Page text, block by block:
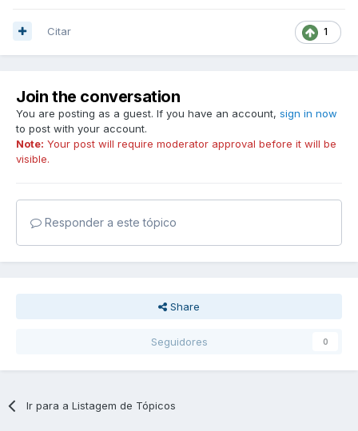
1
Citar
Join the conversation
You are posting as a guest. If you have an account, sign in now
to post with your account.
Note: Your post will require moderator approval before it will be
visible.
Responder a este tópico
Share
Seguidores 0
Ir para a Listagem de Tópicos